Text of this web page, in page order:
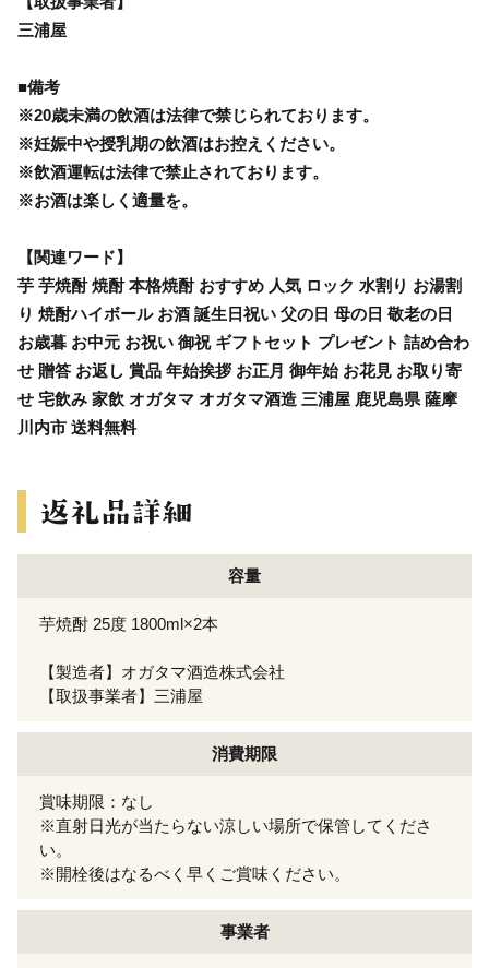
三浦屋
■備考
※20歳未満の飲酒は法律で禁じられております。
※妊娠中や授乳期の飲酒はお控えください。
※飲酒運転は法律で禁止されております。
※お酒は楽しく適量を。
【関連ワード】
芋 芋焼酎 焼酎 本格焼酎 おすすめ 人気 ロック 水割り お湯割
り 焼酎ハイボール お酒 誕生日祝い 父の日 母の日 敬老の日
お歳暮 お中元 お祝い 御祝 ギフトセット プレゼント 詰め合わ
せ 贈答 お返し 賞品 年始挨拶 お正月 御年始 お花見 お取り寄
せ 宅飲み 家飲 オガタマ オガタマ酒造 三浦屋 鹿児島県 薩摩
川内市 送料無料
容量
芋焼酎 25度 1800ml×2本
【製造者】オガタマ酒造株式会社
【取扱事業者】三浦屋
消費期限
賞味期限：なし
※直射日光が当たらない涼しい場所で保管してくださ
い。
※開栓後はなるべく早くご賞味ください。
事業者